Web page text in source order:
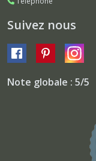
Suivez nous
Note globale : 5/5